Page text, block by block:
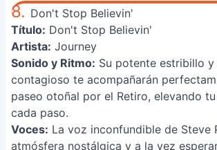
8. Don't Stop Believin'
Título: Don't Stop Believin'
Artista: Journey
Sonido y Ritmo: Su potente estribillo
contagioso te acompañarán
paseo otoñal por el Retiro, elevando
cada paso.
Voces: La voz inconfundible de Steve
atmósfera nostálgica y a la vez